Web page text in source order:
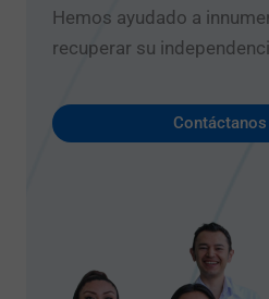
Hemos ayudado a
recuperar su